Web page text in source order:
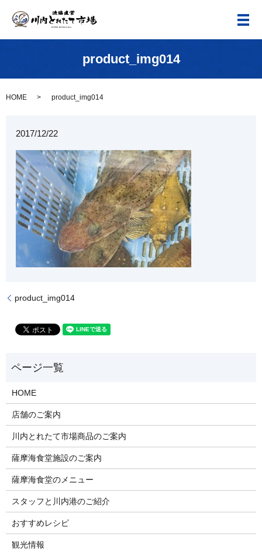
メ
product_img014
HOME product_img014
2017/12/22
product_img014
HOME
店舗のご案内
川内とれたて市場商品のご案内
薩摩海食堂施設のご案内
薩摩海食堂のメニュー
スタッフと川内港のご紹介
おすすめレシピ
観光情報